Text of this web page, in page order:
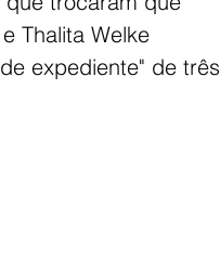
Thalita Welke
expediente" de três